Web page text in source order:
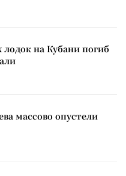
на Кубани погиб
массово опустели